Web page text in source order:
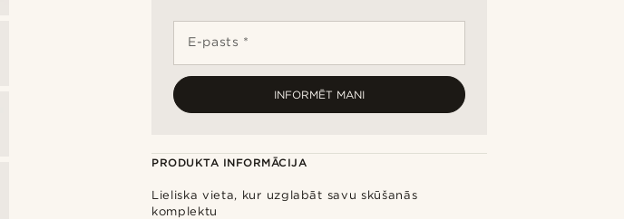
E-pasts *
INFORMĒT MANI
PRODUKTA INFORMĀCIJA
Lieliska vieta, kur uzglabāt savu skūšanās
komplektu